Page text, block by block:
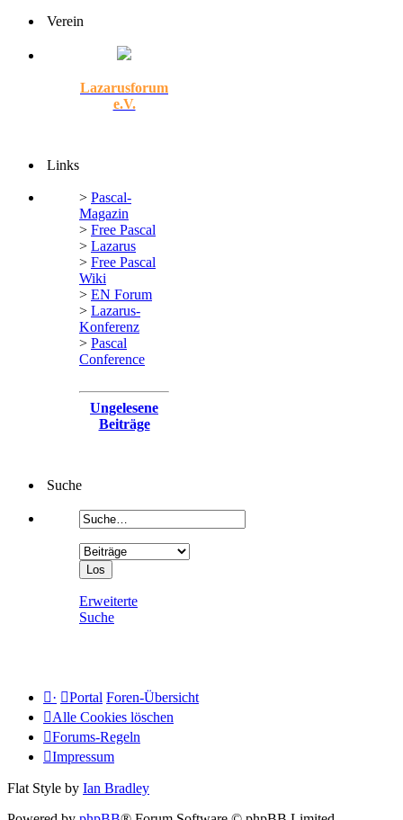
Verein
Lazarusforum
e.V.
Links
> Pascal-
Magazin
> Free Pascal
> Lazarus
> Free Pascal
Wiki
> EN Forum
> Lazarus-
Konferenz
> Pascal
Conference
Ungelesene
Beiträge
Suche
Erweiterte
Suche
· Portal Foren-Übersicht
Alle Cookies löschen
Forums-Regeln
Impressum
Flat Style by Ian Bradley